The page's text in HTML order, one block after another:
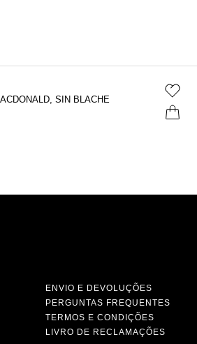
SIN BLACHE
ENVIO E DEVOLUÇÕES
PERGUNTAS FREQUENTES
TERMOS E CONDIÇÕES
LIVRO DE RECLAMAÇÕES